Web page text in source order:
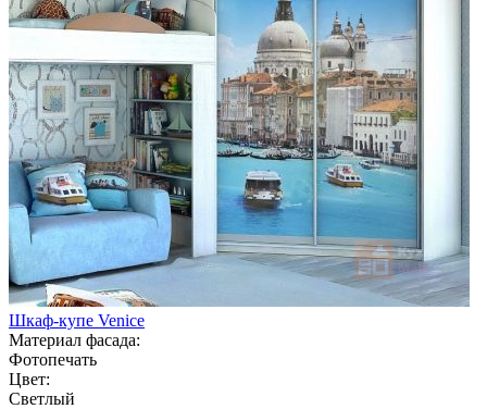
Шкаф-купе Venice
Материал фасада:
Фотопечать
Цвет:
Светлый